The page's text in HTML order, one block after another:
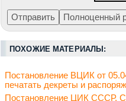
ПОХОЖИЕ МАТЕРИАЛЫ:
Постановление ВЦИК от
печатать декреты и
Постановление ЦИК СССР,